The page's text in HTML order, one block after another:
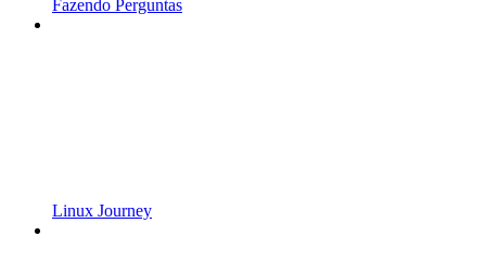
Fazendo Perguntas
Linux Journey